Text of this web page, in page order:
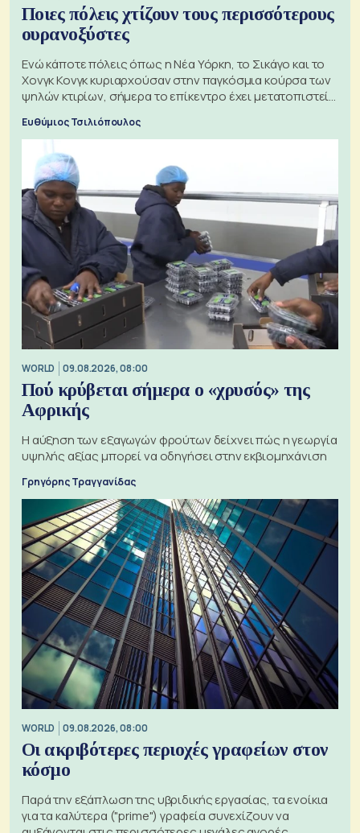
Ποιες πόλεις χτίζουν τους περισσότερους
ουρανοξύστες
Ενώ κάποτε πόλεις όπως η Νέα Υόρκη, το Σικάγο και το
Χονγκ Κονγκ κυριαρχούσαν στην παγκόσμια κούρσα των
ψηλών κτιρίων, σήμερα το επίκεντρο έχει μετατοπιστεί
Ευθύμιος Τσιλιόπουλος
WORLD 09.08.2026, 08:00
Πού κρύβεται σήμερα ο «χρυσός» της
Αφρικής
Η αύξηση των εξαγωγών φρούτων δείχνει πώς η γεωργία
υψηλής αξίας μπορεί να οδηγήσει στην εκβιομηχάνιση
Γρηγόρης Τραγγανίδας
WORLD 09.08.2026, 08:00
Οι ακριβότερες περιοχές γραφείων στον
κόσμο
Παρά την εξάπλωση της υβριδικής εργασίας, τα ενοίκια
για τα καλύτερα ("prime") γραφεία συνεχίζουν να